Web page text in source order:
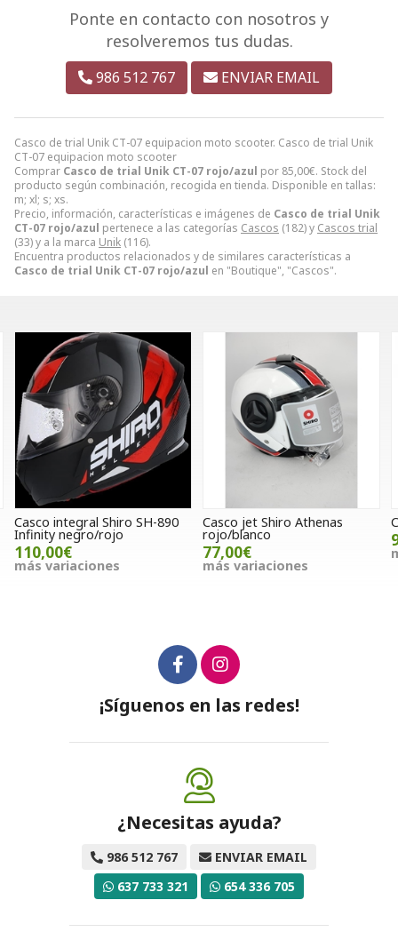
Casco de trial Unik CT-07 equipacion moto scooter. Casco de trial Unik
CT-07 equipacion moto scooter
Comprar Casco de trial Unik CT-07 rojo/azul por 85,00€. Stock del
producto según combinación, recogida en tienda. Disponible en tallas:
m; xl; s; xs.
Precio, información, características e imágenes de Casco de trial Unik
CT-07 rojo/azul pertenece a las categorías Cascos (182) y Cascos trial
(33) y a la marca Unik (116).
Encuentra productos relacionados y de similares características a
Casco de trial Unik CT-07 rojo/azul en "Boutique", "Cascos".
Ponte en contacto con nosotros y
resolveremos tus dudas.
986 512 767 ENVIAR EMAIL
Casco jet Shiro Athenas
rojo/blanco
77,00€
más variaciones
Casco jet Shiro SH-451
95,00€
más variaciones
¡Síguenos en las redes!
¿Necesitas ayuda?
986 512 767
ENVIAR EMAIL
637 733 321
654 336 705